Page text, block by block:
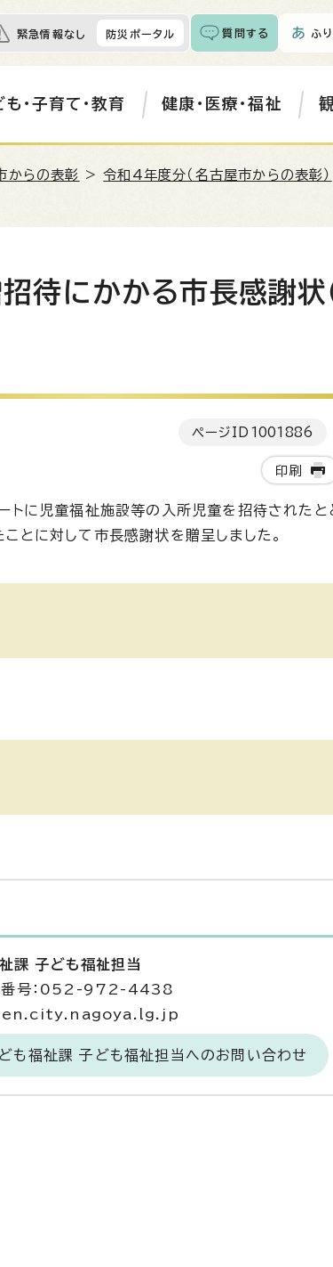
緊急情報なし 防災ポータル 質問する ふ
・子育て・教育 健康・医療・福祉
からの表彰 >令和4年度分（名古屋市からの表彰）
待にかかる市長感謝状
ページID 1001886
印刷
トに児童福祉施設等の入所児童を招待されたと
とに対して市長感謝状を贈呈しました。
課 子ども福祉担当
番号：052-972-4438
も福祉課 子ども福祉担当へのお問い合わせ